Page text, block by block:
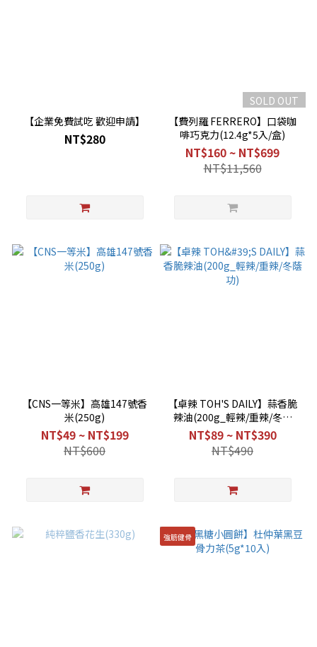
【企業免費試吃 歡迎申請】
NT$280
SOLD OUT
【費列羅 FERRERO】口袋咖
啡巧克力(12.4g*5入/盒)
NT$160 ~ NT$699
NT$11,560
【CNS一等米】高雄147號香
米(250g)
NT$49 ~ NT$199
NT$600
【卓辣 TOH'S DAILY】蒜香脆
辣油(200g_輕辣/重辣/冬蔭
功)
NT$89 ~ NT$390
NT$490
強筋健骨